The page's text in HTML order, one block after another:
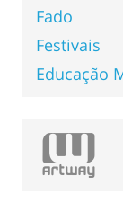
Fado
Festivais
Educação